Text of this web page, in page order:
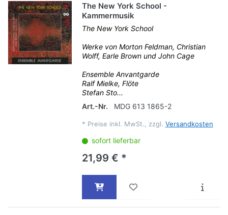
The New York School -
Kammermusik
The New York School
Werke von Morton Feldman, Christian
Wolff, Earle Brown und John Cage
Ensemble Anvantgarde
Ralf Mielke, Flöte
Stefan Sto...
Art.-Nr.
MDG 613 1865-2
* Preise inkl. MwSt., zzgl. Versandkosten
sofort lieferbar
21,99 € *